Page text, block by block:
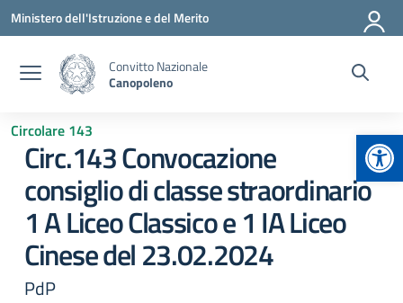
Vai ai contenuti
Vai al menu di navigazione
Vai al footer
Ministero dell'Istruzione e del Merito
Convitto Nazionale
Canopoleno
Circolare 143
Circ.143 Convocazione
consiglio di classe straordinario
1 A Liceo Classico e 1 IA Liceo
Cinese del 23.02.2024
PdP